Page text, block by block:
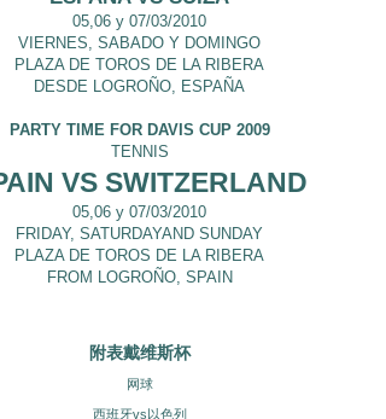
05,06 y 07/03/2010
VIERNES, SABADO Y DOMINGO
PLAZA DE TOROS DE LA RIBERA
DESDE LOGROÑO, ESPAÑA
PARTY TIME FOR DAVIS CUP 2009
TENNIS
VS SWITZERLAND
05,06 y 07/03/2010
FRIDAY, SATURDAYAND SUNDAY
PLAZA DE TOROS DE LA RIBERA
FROM LOGROÑO, SPAIN
附表戴维斯杯
网球
西班牙vs以色列